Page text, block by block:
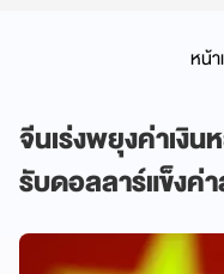
หน้า
จีนเร่งพยุงค่าเงิ
รับดอลลาร์แข็งค่